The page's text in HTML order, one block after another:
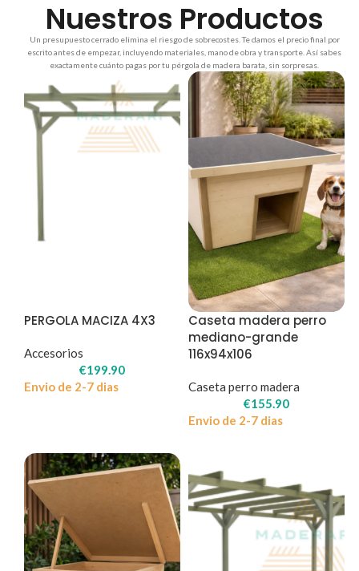
Nuestros Productos
Un presupuesto cerrado elimina el riesgo de sobrecostes. Te damos el precio final por
escrito antes de empezar, incluyendo materiales, mano de obra y transporte. Así sabes
exactamente cuánto pagas por tu pérgola de madera barata, sin sorpresas.
PERGOLA MACIZA 4X3
Accesorios
€199.90
Envio de 2-7 dias
Caseta madera perro
mediano-grande
116x94x106
Caseta perro madera
€155.90
Envio de 2-7 dias